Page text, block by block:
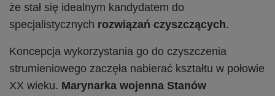
że stał się idealnym kandydatem do
specjalistycznych rozwiązań czyszczących.
Koncepcja wykorzystania go do czyszczenia
strumieniowego zaczęła nabierać kształtu w połowie
XX wieku. Marynarka wojenna Stanów